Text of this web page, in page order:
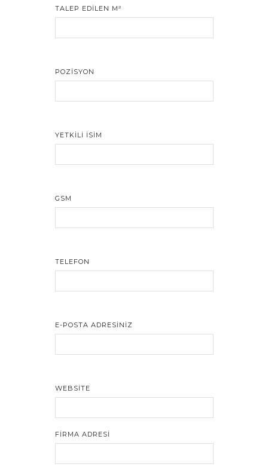
TALEP EDILEN M²
POZISYON
YETKILI İSIM
GSM
TELEFON
E-POSTA ADRESINIZ
WEBSITE
FIRMA ADRESI